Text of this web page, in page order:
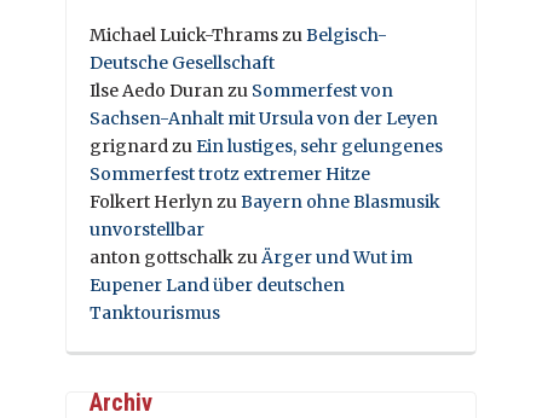
Michael Luick-ThramszuBelgisch-
Deutsche Gesellschaft
Ilse Aedo Duranzu Sommerfest von
Sachsen-Anhalt mit Ursula von der Leyen
grignardzuEin lustiges, sehr gelungenes
Sommerfest trotz extremer Hitze
Folkert HerlynzuBayern ohne Blasmusik
unvorstellbar
anton gottschalkzuÄrger und Wut im
Eupener Land über deutschen
Tanktourismus
Archiv